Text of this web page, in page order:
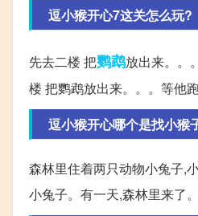
逗小猴开心7这关怎么玩?
先去二楼 把鹦鹉放出来。。
楼 把鹦鹉放出来。。。等他跑
逗小猴开心哪个是找小猴
森林里住着两只动物小兔子,
小兔子。有一天,森林里来了。